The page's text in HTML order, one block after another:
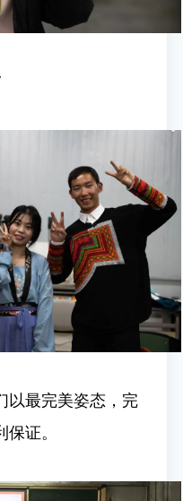
以最完美姿态，完
证。